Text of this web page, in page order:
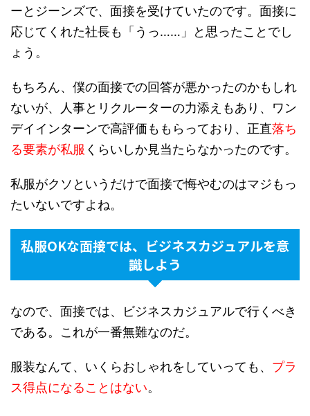
ーとジーンズで、面接を受けていたのです。面接に
応じてくれた社長も「うっ……」と思ったことでし
ょう。
もちろん、僕の面接での回答が悪かったのかもしれ
ないが、人事とリクルーターの力添えもあり、ワン
デイインターンで高評価ももらっており、正直落ち
る要素が私服 くらいしか見当たらなかったのです。
私服がクソというだけで面接で悔やむのはマジもっ
たいないですよね。
私服OKな面接では、ビジネスカジュアルを意
識しよう
なので、面接では、ビジネスカジュアルで行くべき
である。これが一番無難なのだ。
服装なんて、いくらおしゃれをしていっても、 プラ
ス得点になることはない。